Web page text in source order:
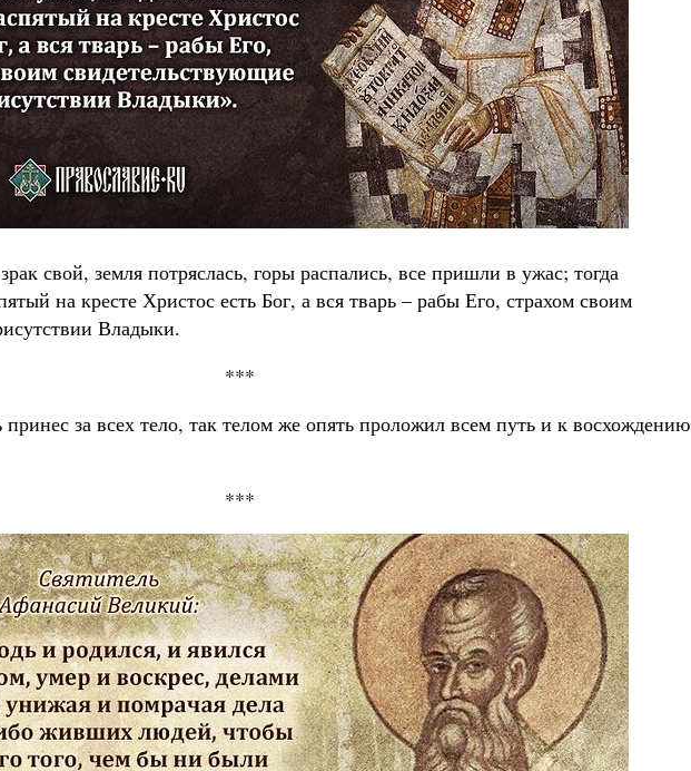
свой, земля потряслась, горы распались, все пришли в ужас; тогда
на кресте Христос есть Бог, а вся тварь – рабы Его, страхом своим
Владыки.
***
принес за всех тело, так телом же опять проложил всем путь и к восхождению
***